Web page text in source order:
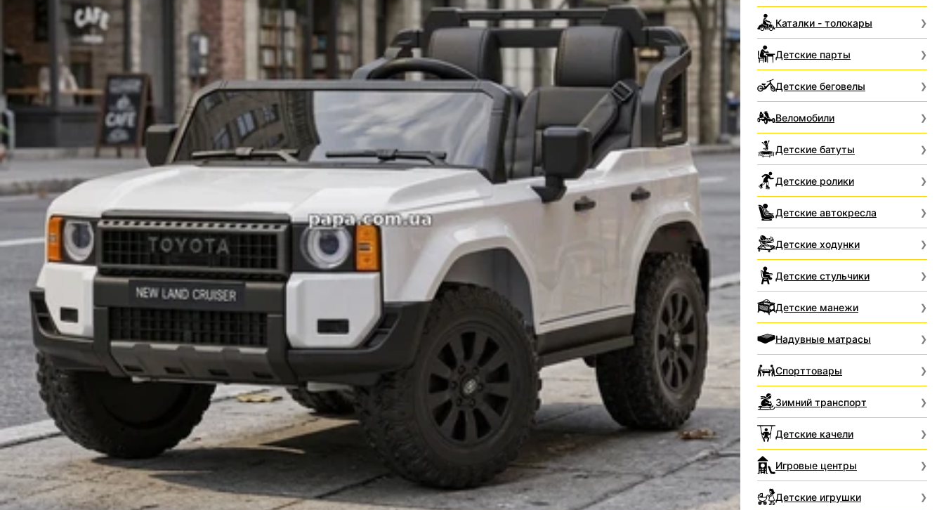
Каталки - толокары
Детские парты
Детские беговелы
Веломобили
Детские батуты
Детские ролики
Детские автокресла
Детские ходунки
Детские стульчики
Детские манежи
Надувные матрасы
Спорттовары
Зимний транспорт
Детские качели
Игровые центры
Детские игрушки